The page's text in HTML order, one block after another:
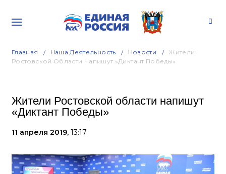
Главная Наша Деятельность Новости
Жители
Ростовской Области Напишут «Диктант Победы»
Жители Ростовской области напишут
«Диктант Победы»
11 апреля 2019, 13:17